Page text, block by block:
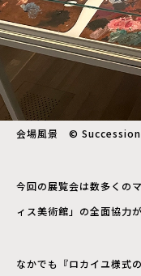
会場風景 ©
今回の展覧会は数多くの
ィス美術館」の全面協力
なかでも『ロカイユ様式